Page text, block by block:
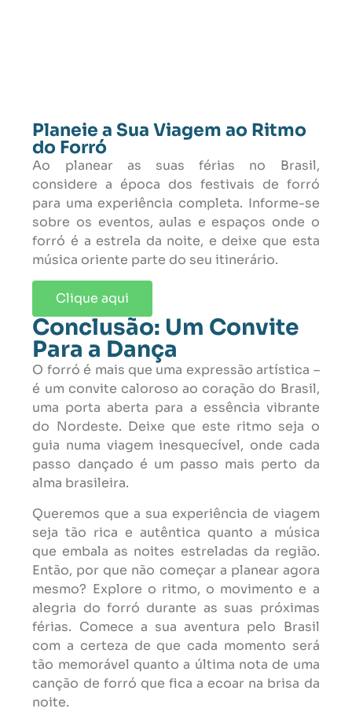
Planeie a Sua Viagem ao Ritmo
do Forró
Ao planear as suas férias no Brasil,
considere a época dos festivais de forró
para uma experiência completa. Informe-se
sobre os eventos, aulas e espaços onde o
forró é a estrela da noite, e deixe que esta
música oriente parte do seu itinerário.
Clique aqui
Conclusão: Um Convite
Para a Dança
O forró é mais que uma expressão artística –
é um convite caloroso ao coração do Brasil,
uma porta aberta para a essência vibrante
do Nordeste. Deixe que este ritmo seja o
guia numa viagem inesquecível, onde cada
passo dançado é um passo mais perto da
alma brasileira.
Queremos que a sua experiência de viagem
seja tão rica e autêntica quanto a música
que embala as noites estreladas da região.
Então, por que não começar a planear agora
mesmo? Explore o ritmo, o movimento e a
alegria do forró durante as suas próximas
férias. Comece a sua aventura pelo Brasil
com a certeza de que cada momento será
tão memorável quanto a última nota de uma
canção de forró que fica a ecoar na brisa da
noite.